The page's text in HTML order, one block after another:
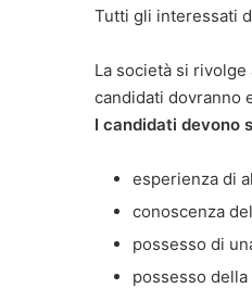
Tutti gli interessati
La società si
candidati dovranno
I candidati devono
esperienza di
conoscenza
possesso di
possesso della